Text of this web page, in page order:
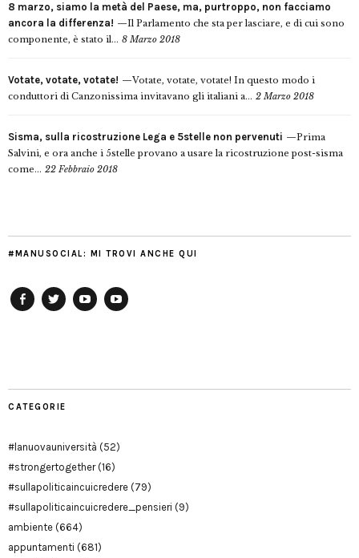
8 marzo, siamo la metà del Paese, ma, purtroppo, non facciamo
ancora la differenza!
Il Parlamento che sta per lasciare, e di cui sono
componente, è stato il... 8 Marzo 2018
Votate, votate, votate!
Votate, votate, votate! In questo modo i
conduttori di Canzonissima invitavano gli italiani a... 2 Marzo 2018
Sisma, sulla ricostruzione Lega e 5stelle non pervenuti
Prima
Salvini, e ora anche i 5stelle provano a usare la ricostruzione post-sisma
come... 22 Febbraio 2018
#MANUSOCIAL: MI TROVI ANCHE QUI
CATEGORIE
#lanuovauniversità (52)
#strongertogether(16)
#sullapoliticaincuicredere (79)
#sullapoliticaincuicredere_pensieri (9)
ambiente (664)
appuntamenti (681)